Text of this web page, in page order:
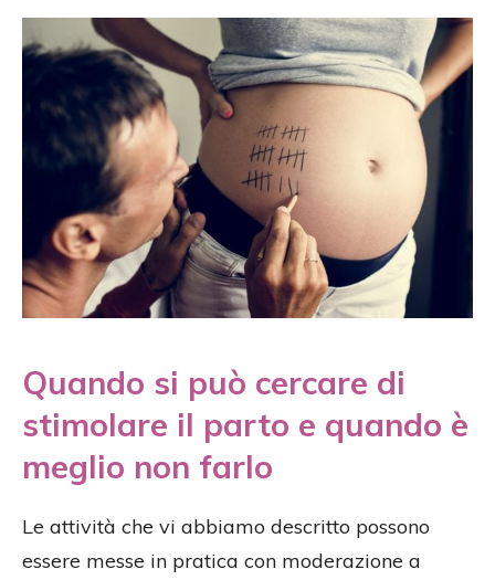
Quando si può cercare di
stimolare il parto e quando è
meglio non farlo
Le attività che vi abbiamo descritto possono
essere messe in pratica con moderazione a